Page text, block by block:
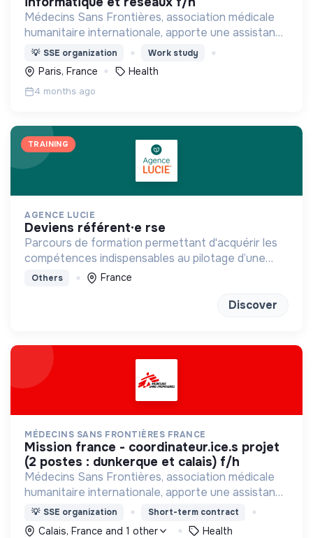
Médecins Sans Frontières, association médicale
humanitaire internationale, apporte une assistance
médicale à des populations dont la vie est
menacée.
💡 SSE organization Work study
Paris, France Health
4 months ago
TRAINING
AGENCE LUCIE
deviens référent·e rse
Parcours de formation permettant d'acquérir les
compétences indispensables au pilotage d’une
stratégie RSE/RSO
Others France
Discover
MÉDECINS SANS FRONTIÈRES FRANCE
mission france - coordinateur.ice.s projet
(2 postes : dunkerque et calais) f/h
Médecins Sans Frontières, association médicale
humanitaire internationale, apporte une assistance
médicale à des populations dont la vie est
menacée.
💡 SSE organization Short-term contract
Calais, France and 1 other Health